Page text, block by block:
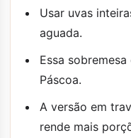
Usar uvas
aguada.
Essa
Páscoa.
A versão em
rende mais